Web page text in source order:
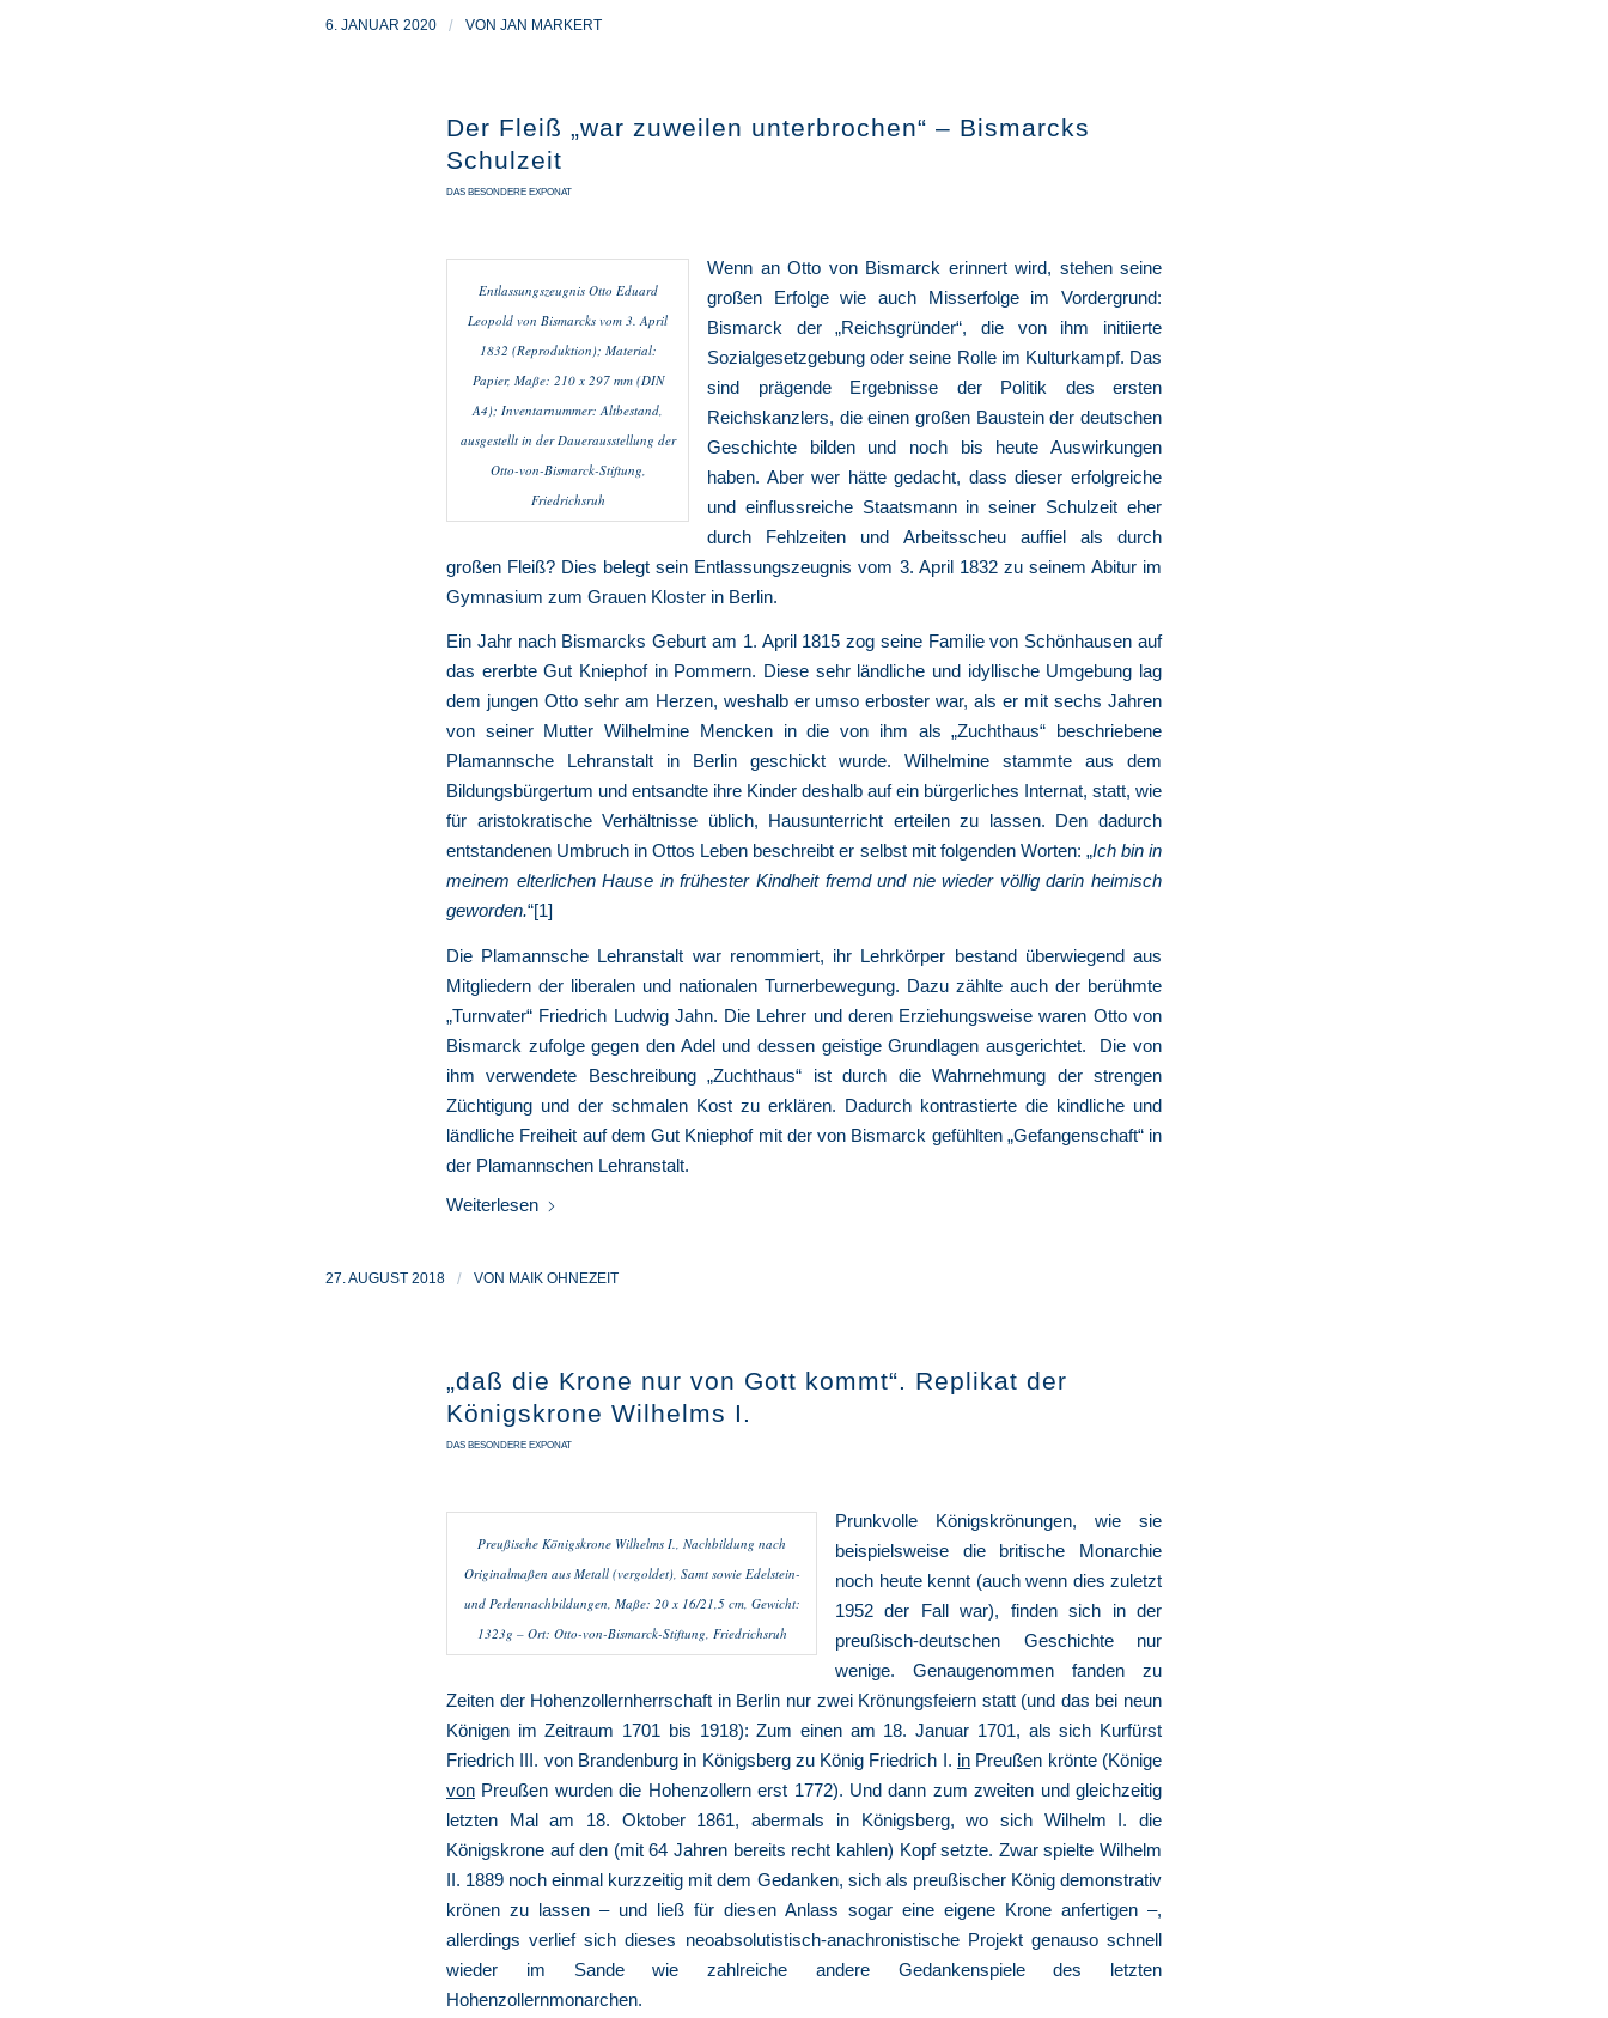
6. JANUAR 2020 / VON JAN MARKERT
Der Fleiß „war zuweilen unterbrochen“ – Bismarcks
Schulzeit
DAS BESONDERE EXPONAT
Entlassungszeugnis Otto Eduard
Leopold von Bismarcks vom 3. April
1832 (Reproduktion); Material:
Papier, Maße: 210 x 297 mm (DIN
A4); Inventarnummer: Altbestand,
ausgestellt in der Dauerausstellung der
Otto-von-Bismarck-Stiftung,
Friedrichsruh
Wenn an Otto von Bismarck erinnert wird, stehen seine
großen Erfolge wie auch Misserfolge im Vordergrund:
Bismarck der „Reichsgründer“, die von ihm initiierte
Sozialgesetzgebung oder seine Rolle im Kulturkampf. Das
sind prägende Ergebnisse der Politik des ersten
Reichskanzlers, die einen großen Baustein der deutschen
Geschichte bilden und noch bis heute Auswirkungen
haben. Aber wer hätte gedacht, dass dieser erfolgreiche
und einflussreiche Staatsmann in seiner Schulzeit eher
durch Fehlzeiten und Arbeitsscheu auffiel als durch
großen Fleiß? Dies belegt sein Entlassungszeugnis vom 3. April 1832 zu seinem Abitur im
Gymnasium zum Grauen Kloster in Berlin.
Ein Jahr nach Bismarcks Geburt am 1. April 1815 zog seine Familie von Schönhausen auf
das ererbte Gut Kniephof in Pommern. Diese sehr ländliche und idyllische Umgebung lag
dem jungen Otto sehr am Herzen, weshalb er umso erboster war, als er mit sechs Jahren
von seiner Mutter Wilhelmine Mencken in die von ihm als „Zuchthaus“ beschriebene
Plamannsche Lehranstalt in Berlin geschickt wurde. Wilhelmine stammte aus dem
Bildungsbürgertum und entsandte ihre Kinder deshalb auf ein bürgerliches Internat, statt, wie
für aristokratische Verhältnisse üblich, Hausunterricht erteilen zu lassen. Den dadurch
entstandenen Umbruch in Ottos Leben beschreibt er selbst mit folgenden Worten: „Ich bin in
meinem elterlichen Hause in frühester Kindheit fremd und nie wieder völlig darin heimisch
geworden.“[1]
Die Plamannsche Lehranstalt war renommiert, ihr Lehrkörper bestand überwiegend aus
Mitgliedern der liberalen und nationalen Turnerbewegung. Dazu zählte auch der berühmte
„Turnvater“ Friedrich Ludwig Jahn. Die Lehrer und deren Erziehungsweise waren Otto von
Bismarck zufolge gegen den Adel und dessen geistige Grundlagen ausgerichtet. Die von
ihm verwendete Beschreibung „Zuchthaus“ ist durch die Wahrnehmung der strengen
Züchtigung und der schmalen Kost zu erklären. Dadurch kontrastierte die kindliche und
ländliche Freiheit auf dem Gut Kniephof mit der von Bismarck gefühlten „Gefangenschaft“ in
der Plamannschen Lehranstalt.
Weiterlesen
27. AUGUST 2018 / VON MAIK OHNEZEIT
„daß die Krone nur von Gott kommt“. Replikat der
Königskrone Wilhelms I.
DAS BESONDERE EXPONAT
Preußische Königskrone Wilhelms I., Nachbildung nach
Originalmaßen aus Metall (vergoldet), Samt sowie Edelstein-
und Perlennachbildungen, Maße: 20 x 16/21,5 cm, Gewicht:
1323g – Ort: Otto-von-Bismarck-Stiftung, Friedrichsruh
Prunkvolle Königskrönungen, wie sie
beispielsweise die britische Monarchie
noch heute kennt (auch wenn dies zuletzt
1952 der Fall war), finden sich in der
preußisch-deutschen Geschichte nur
wenige. Genaugenommen fanden zu
Zeiten der Hohenzollernherrschaft in Berlin nur zwei Krönungsfeiern statt (und das bei neun
Königen im Zeitraum 1701 bis 1918): Zum einen am 18. Januar 1701, als sich Kurfürst
Friedrich III. von Brandenburg in Königsberg zu König Friedrich I. in Preußen krönte (Könige
von Preußen wurden die Hohenzollern erst 1772). Und dann zum zweiten und gleichzeitig
letzten Mal am 18. Oktober 1861, abermals in Königsberg, wo sich Wilhelm I. die
Königskrone auf den (mit 64 Jahren bereits recht kahlen) Kopf setzte. Zwar spielte Wilhelm
II. 1889 noch einmal kurzzeitig mit dem Gedanken, sich als preußischer König demonstrativ
krönen zu lassen – und ließ für diesen Anlass sogar eine eigene Krone anfertigen –,
allerdings verlief sich dieses neoabsolutistisch-anachronistische Projekt genauso schnell
wieder im Sande wie zahlreiche andere Gedankenspiele des letzten
Hohenzollernmonarchen.